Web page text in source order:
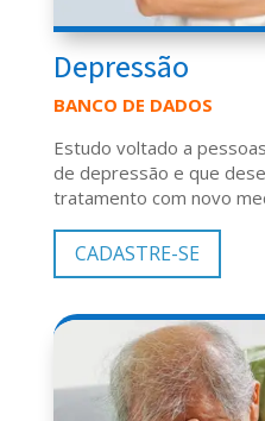
Depressão
BANCO DE DADOS
Estudo voltado a
de depressão e que
tratamento com novo
CADASTRE-SE